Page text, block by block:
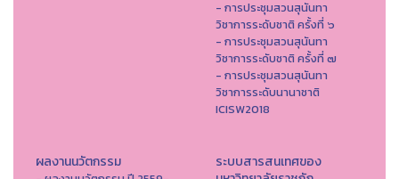
- การประชุมสวนสุนันทา
วิชาการระดับชาติ ครั้งที่ ๖
- การประชุมสวนสุนันทา
วิชาการระดับชาติ ครั้งที่ ๗
- การประชุมสวนสุนันทา
วิชาการระดับนานาชาติ
ICISW2018
ผลงานนวัตกรรม
ระบบสารสนเทศของ